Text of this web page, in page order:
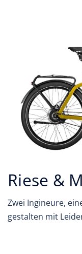
Riese &
Zwei Ingineure,
gestalten mit